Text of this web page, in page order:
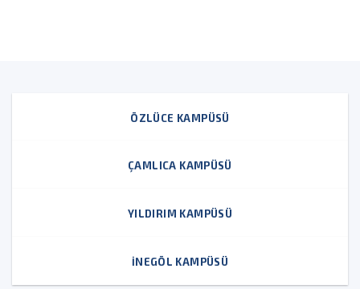
ÖZLÜCE KAMPÜSÜ
ÇAMLICA KAMPÜSÜ
YILDIRIM KAMPÜSÜ
İNEGÖL KAMPÜSÜ